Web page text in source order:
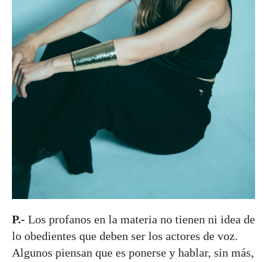
P.- Los profanos en la materia no tienen ni idea de
lo obedientes que deben ser los actores de voz.
Algunos piensan que es ponerse y hablar, sin más,